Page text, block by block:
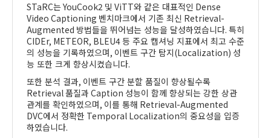
STaRC는YouCook2 및 ViTT와 같은 대표적인 Dense
Video Captioning 벤치마크에서 기존 최신 Retrieval-
Augmented 방법들을 뛰어넘는 성능을 달성하였습니다. 특히
CIDEr, METEOR, BLEU4등 주요 캡셔닝 지표에서 최고 수준
의 성능을 기록하였으며, 이벤트 구간 탐지(Localization) 성
능 또한 크게 향상시켰습니다.
또한 분석 결과, 이벤트 구간 분할 품질이 향상될수록
Retrieval품질과 Caption 성능이 함께 향상되는 강한 상관
관계를 확인하였으며, 이를 통해 Retrieval-Augmented
DVC에서 정확한 Temporal Localization의 중요성을 입증
하였습니다.